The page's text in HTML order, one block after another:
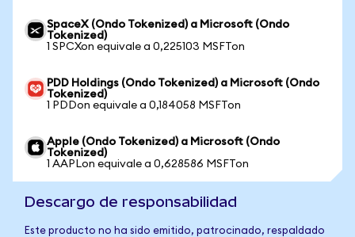
SpaceX (Ondo Tokenized) a Microsoft (Ondo
Tokenized)
1 SPCXon equivale a 0,225103 MSFTon
PDD Holdings (Ondo Tokenized) a Microsoft (Ondo
Tokenized)
1 PDDon equivale a 0,184058 MSFTon
Apple (Ondo Tokenized) a Microsoft (Ondo
Tokenized)
1 AAPLon equivale a 0,628586 MSFTon
Descargo de responsabilidad
Este producto no ha sido emitido, patrocinado, respaldado